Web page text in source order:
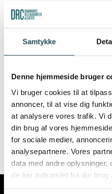
Samtykke
Denne hjemmeside bruger
Vi bruger cookies til at
annoncer, til at vise dig
at analysere vores trafik. Vi
din brug af vores
for sociale medier,
analysepartnere. Vores
data med andre oplysninger,
de har indsamlet fra din brug
The Tax Authority
moved to the
Du flytter til
Moving to
Umzug nach